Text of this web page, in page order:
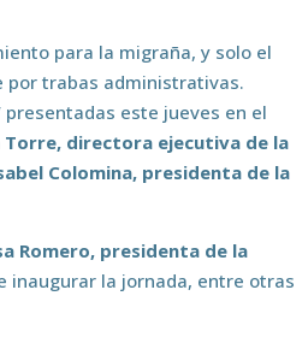
para la migraña, y solo el
por trabas administrativas.
presentadas este jueves en el
Torre, directora ejecutiva de la
Colomina, presidenta de la
Romero, presidenta de la
inaugurar la jornada, entre otras